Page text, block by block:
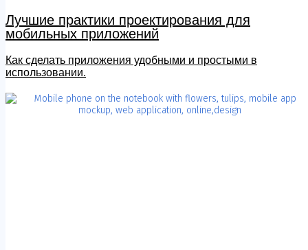
Лучшие практики проектирования для
мобильных приложений
Как сделать приложения удобными и простыми в
использовании.